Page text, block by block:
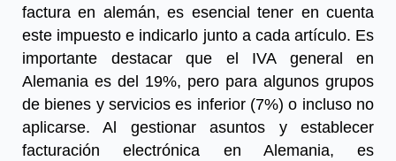
factura en alemán, es esencial tener en cuenta
este impuesto e indicarlo junto a cada artículo. Es
importante destacar que el IVA general en
Alemania es del 19%, pero para algunos grupos
de bienes y servicios es inferior (7%) o incluso no
aplicarse. Al gestionar asuntos y establecer
facturación electrónica en Alemania, es